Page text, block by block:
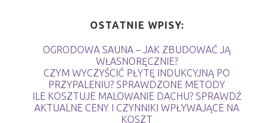
OSTATNIE WPISY:
OGRODOWA SAUNA – JAK ZBUDOWAĆ JĄ
WŁASNORĘCZNIE?
CZYM WYCZYŚCIĆ PŁYTĘ INDUKCYJNĄ PO
PRZYPALENIU? SPRAWDZONE METODY
ILE KOSZTUJE MALOWANIE DACHU? SPRAWDŹ
AKTUALNE CENY I CZYNNIKI WPŁYWAJĄCE NA
KOSZT